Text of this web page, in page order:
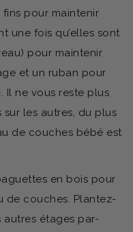
pour maintenir
une fois qu’elles sont
pour maintenir
et un ruban pour
Il ne vous reste plus
sur les autres, du plus
de couches bébé est
en bois pour
de couches. Plantez-
autres étages par-